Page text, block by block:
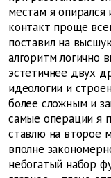
местам я
контакт проще
поставил на
алгоритм логично
эстетичнее двух
идеологии и
более сложным и
самые операции я
ставлю на второе
вполне
небогатый набор